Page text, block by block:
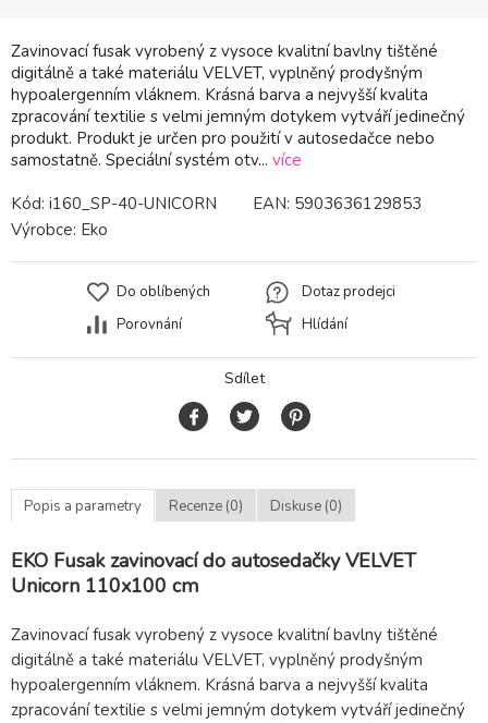
Zavinovací fusak vyrobený z vysoce kvalitní bavlny tištěné
digitálně a také materiálu VELVET, vyplněný prodyšným
hypoalergenním vláknem. Krásná barva a nejvyšší kvalita
zpracování textilie s velmi jemným dotykem vytváří jedinečný
produkt. Produkt je určen pro použití v autosedačce nebo
samostatně. Speciální systém otv... více
Kód: i160_SP-40-UNICORN EAN: 5903636129853
Výrobce: Eko
Do oblíbených
Porovnání
Dotaz prodejci
Hlídání
Sdílet
Popis a parametry Recenze (0) Diskuse (0)
EKO Fusak zavinovací do autosedačky VELVET
Unicorn 110x100 cm
Zavinovací fusak vyrobený z vysoce kvalitní bavlny tištěné
digitálně a také materiálu VELVET, vyplněný prodyšným
hypoalergenním vláknem. Krásná barva a nejvyšší kvalita
zpracování textilie s velmi jemným dotykem vytváří jedinečný